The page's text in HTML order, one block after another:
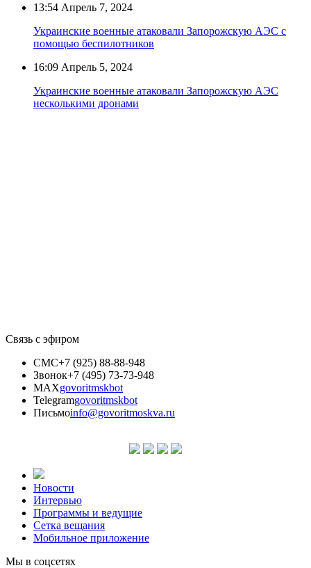
13:54 Апрель 7, 2024
Украинские военные атаковали Запорожскую АЭС с
помощью беспилотников
16:09 Апрель 5, 2024
Украинские военные атаковали Запорожскую АЭС
несколькими дронами
Связь с эфиром
СМС+7 (925) 88-88-948
Звонок+7 (495) 73-73-948
MAXgovoritmskbot
Telegramgovoritmskbot
Письмоinfo@govoritmoskva.ru
Новости
Интервью
Программы и ведущие
Сетка вещания
Мобильное приложение
Мы в соцсетях